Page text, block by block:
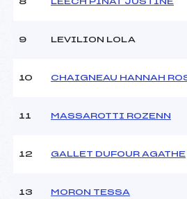
Neige :
Ouvreurs A :
8 LEECH PINAT JUSTINE
9 LEVILION LOLA
10 CHAIGNEAU HANNAH
11 MASSAROTTI ROZENN
12 GALLET DUFOUR AGATHE
13 MORON TESSA